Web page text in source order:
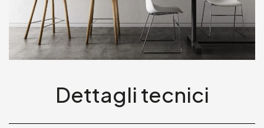
Dettagli tecnici